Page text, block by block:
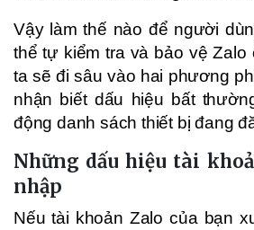
Vậy làm thế nào để người
thể tự kiểm tra và bảo vệ Zalo
ta sẽ đi sâu vào hai phương
nhận biết dấu hiệu bất
động danh sách thiết bị đang
Những dấu hiệu tài
nhập
Nếu tài khoản Zalo của bạn